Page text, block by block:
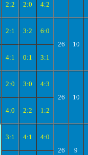
2:2 2:0 4:2
2:1 3:2
6:0
26
10
4:1 0:1 3:1
2:0 3:0
4:3
26
10
4:0 2:2 1:2
3:1 4:1
4:0
26
9